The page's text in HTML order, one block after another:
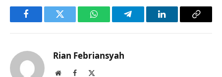
FacebookTwitter WhatsAppTelegramLinkedInCopy
Rian Febriansyah
WebsiteFacebook